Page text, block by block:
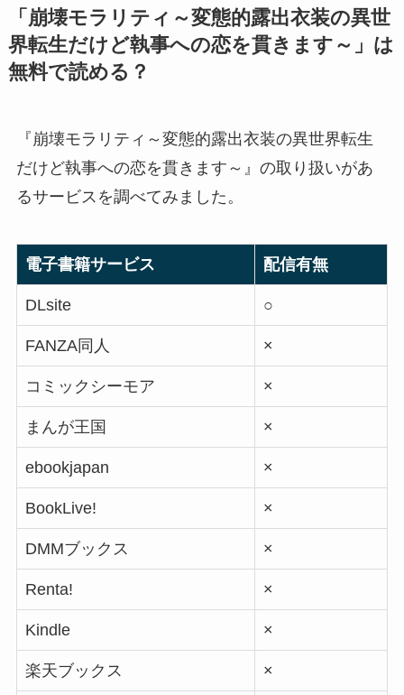
「崩壊モラリティ～変態的露出衣装の異世
界転生だけど執事への恋を貫きます～」は
無料で読める？
『崩壊モラリティ～変態的露出衣装の異世界転生
だけど執事への恋を貫きます～』の取り扱いがあ
るサービスを調べてみました。
電子書籍サービス 配信有無
DLsite ○
FANZA同人 ×
コミックシーモア ×
まんが王国 ×
ebookjapan ×
BookLive! ×
DMMブックス ×
Renta! ×
Kindle ×
楽天ブックス ×